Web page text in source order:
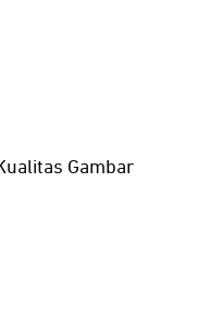
Gambar